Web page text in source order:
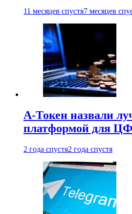
11 месяцев спустя7 месяцев
А-Токен назвали
платформой для
2 года спустя2 года спустя